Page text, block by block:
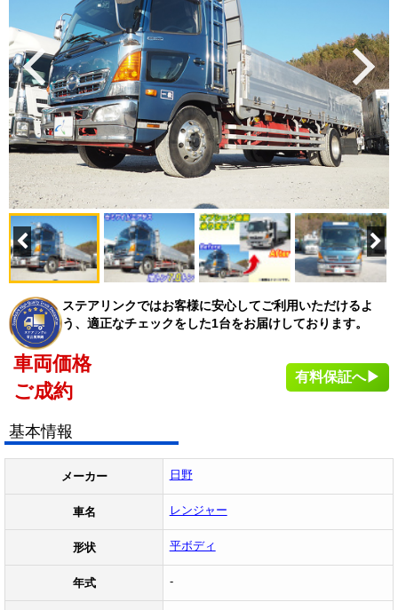
ステアリンクではお客様に安心してご利用いただけるよ
う、適正なチェックをした1台をお届けしております。
車両価格
ご成約
有料保証へ▶
基本情報
メーカー 日野
車名 レンジャー
形状 平ボディ
年式 -